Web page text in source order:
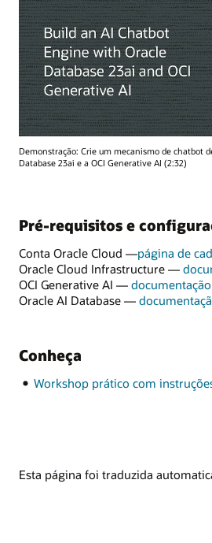
Demonstração: Crie um mecanismo de chatbot
Database 23ai e a OCI Generative AI (2:32)
Pré-requisitos e
Conta Oracle Cloud —página de
Oracle Cloud Infrastructure —
OCI Generative AI — documentação
Oracle AI Database —
Conheça
Workshop prático com
Esta página foi traduzida